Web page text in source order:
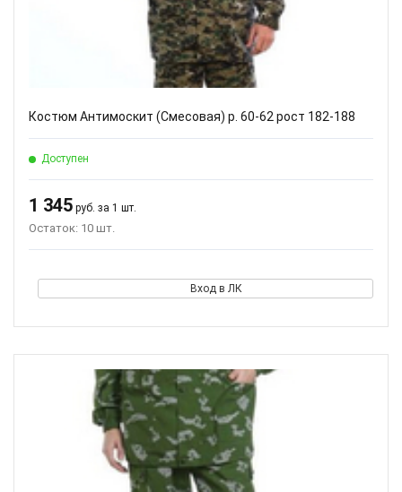
Костюм Антимоскит (Смесовая) р. 60-62 рост 182-188
Доступен
1 345 руб. за 1 шт.
Остаток: 10 шт.
Вход в ЛК